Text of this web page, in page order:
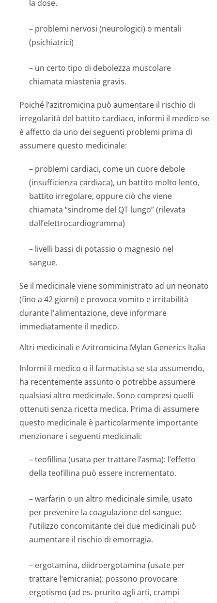
la dose.
– problemi nervosi (neurologici) o mentali
(psichiatrici)
– un certo tipo di debolezza muscolare
chiamata miastenia gravis.
Poiché l’azitromicina può aumentare il rischio di
irregolarità del battito cardiaco, informi il medico se
è affetto da uno dei seguenti problemi prima di
assumere questo medicinale:
– problemi cardiaci, come un cuore debole
(insufficienza cardiaca), un battito molto lento,
battito irregolare, oppure ciò che viene
chiamata “sindrome del QT lungo” (rilevata
dall’elettrocar­diogramma)
– livelli bassi di potassio o magnesio nel
sangue.
Se il medicinale viene somministrato ad un neonato
(fino a 42 giorni) e provoca vomito e irritabilità
durante l'alimentazione, deve informare
immediatamente il medico.
Altri medicinali e Azitromicina Mylan Generics Italia
Informi il medico o il farmacista se sta assumendo,
ha recentemente assunto o potrebbe assumere
qualsiasi altro medicinale. Sono compresi quelli
ottenuti senza ricetta medica. Prima di assumere
questo medicinale è particolarmente importante
menzionare i seguenti medicinali:
– teofillina (usata per trattare l’asma): l’effetto
della teofillina può essere incrementato.
– warfarin o un altro medicinale simile, usato
per prevenire la coagulazione del sangue:
l’utilizzo concomitante dei due medicinali può
aumentare il rischio di emorragia.
– ergotamina, diidroergotamina (usate per
trattare l’emicrania): possono provocare
ergotismo (ad es. prurito agli arti, crampi